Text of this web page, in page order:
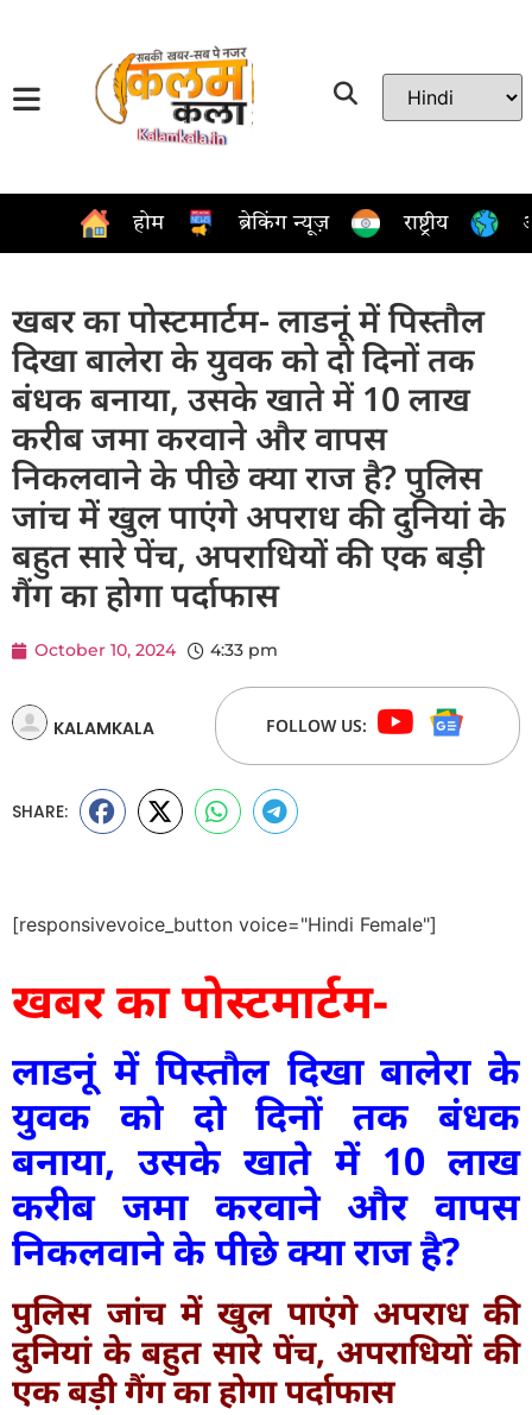
होम ब्रेकिंग न्यूज़ राष्ट्रीय
खबर का पोस्टमार्टम- लाडनूं में पिस्तौल
दिखा बालेरा के युवक को दो दिनों तक
बंधक बनाया, उसके खाते में 10 लाख
करीब जमा करवाने और वापस
निकलवाने के पीछे क्या राज है? पुलिस
जांच में खुल पाएंगे अपराध की दुनियां के
बहुत सारे पेंच, अपराधियों की एक बड़ी
गैंग का होगा पर्दाफास
October 10, 2024 4:33 pm
KALAMKALA FOLLOW US:
SHARE:
[responsivevoice_button voice="Hindi Female"]
खबर का पोस्टमार्टम-
लाडनूं में पिस्तौल दिखा बालेरा के
युवक को दो दिनों तक बंधक
बनाया, उसके खाते में 10 लाख
करीब जमा करवाने और वापस
निकलवाने के पीछे क्या राज है?
पुलिस जांच में खुल पाएंगे अपराध की
दुनियां के बहुत सारे पेंच, अपराधियों की
एक बड़ी गैंग का होगा पर्दाफास